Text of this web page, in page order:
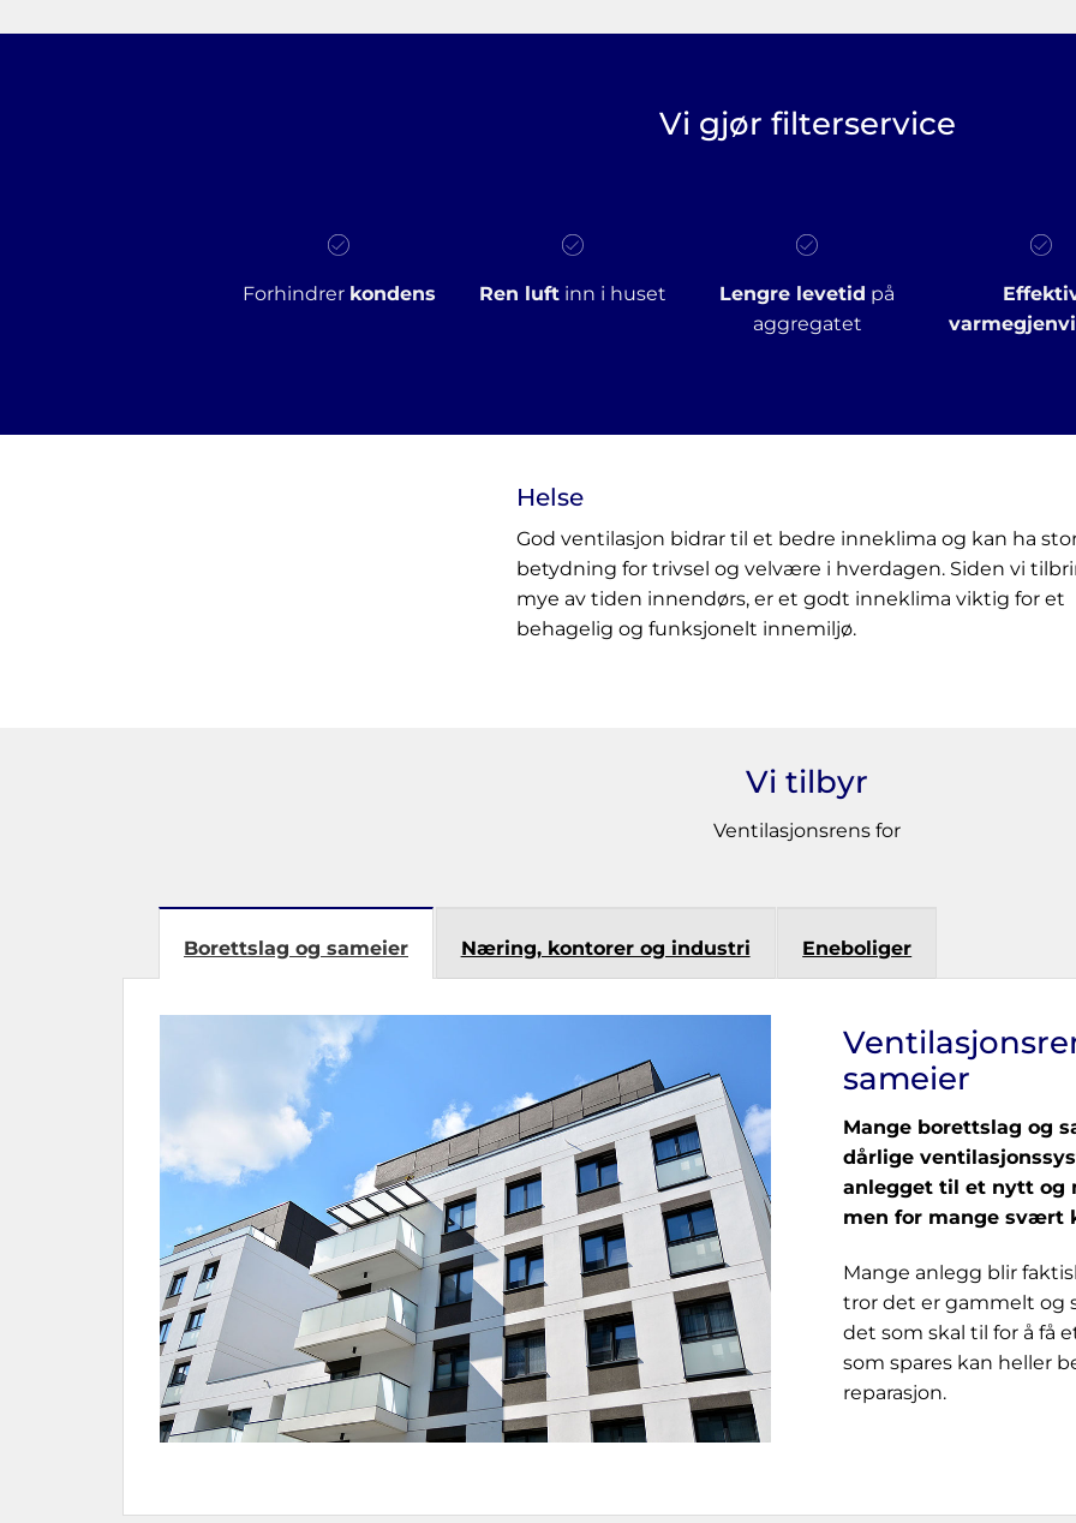
Vi gjør filterservice
Forhindrer kondens Ren luft inn i huset Lengre levetid på
aggregatet
Helse
God ventilasjon bidrar til et bedre inneklima og kan ha
betydning for trivsel og velvære i hverdagen. Siden vi
mye av tiden innendørs, er et godt inneklima viktig for et
behagelig og funksjonelt innemiljø.
Vi tilbyr
Ventilasjonsrens for
Borettslag og sameier Næring, kontorer og industri Eneboliger
sameier
Mange borettslag og
dårlige
anlegget til et nytt og
men for mange svært
Mange anlegg blir
tror det er gammelt og
det som skal til for å få
som spares kan heller
reparasjon.